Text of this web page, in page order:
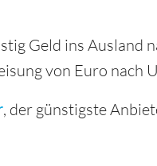
Geld ins Ausland
von Euro nach
, der günstigste